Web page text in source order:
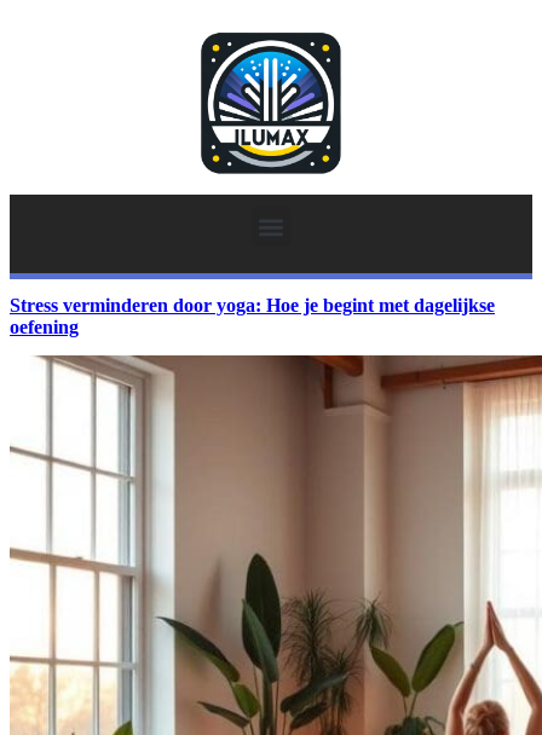
Stress verminderen door yoga: Hoe je begint met dagelijkse
oefening